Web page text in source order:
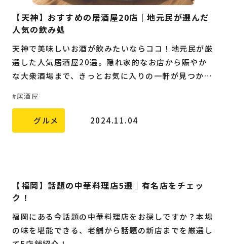
【天神】おすすめの居酒屋20店｜地元民が選んだ
人気の飲み処
天神で美味しいお酒が飲みたいならココ！地元民が厳
選した人気居酒屋20選。隠れ家的なお店から賑やか
な大衆酒場まで、きっとお気に入りの一軒が見つかり
居酒屋
グルメ 2024.11.04
【福岡】話題の中華料理店5選｜有名店をチェッ
ク！
福岡にある今話題の中華料理店をお探しですか？本場
の味を堪能できる、老舗から話題の新店までを厳選し